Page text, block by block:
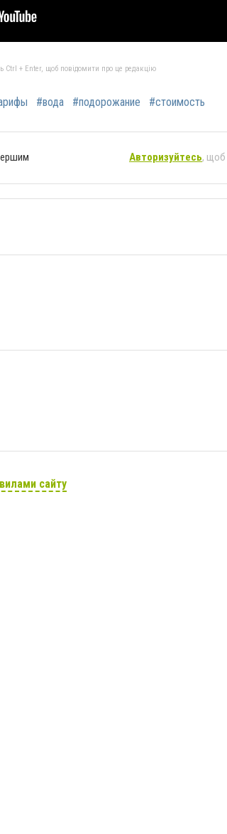
Ctrl + Enter, щоб повідомити про це редакцію
#вода #подорожание #стоимость
Авторизуйтесь, щоб
сайту